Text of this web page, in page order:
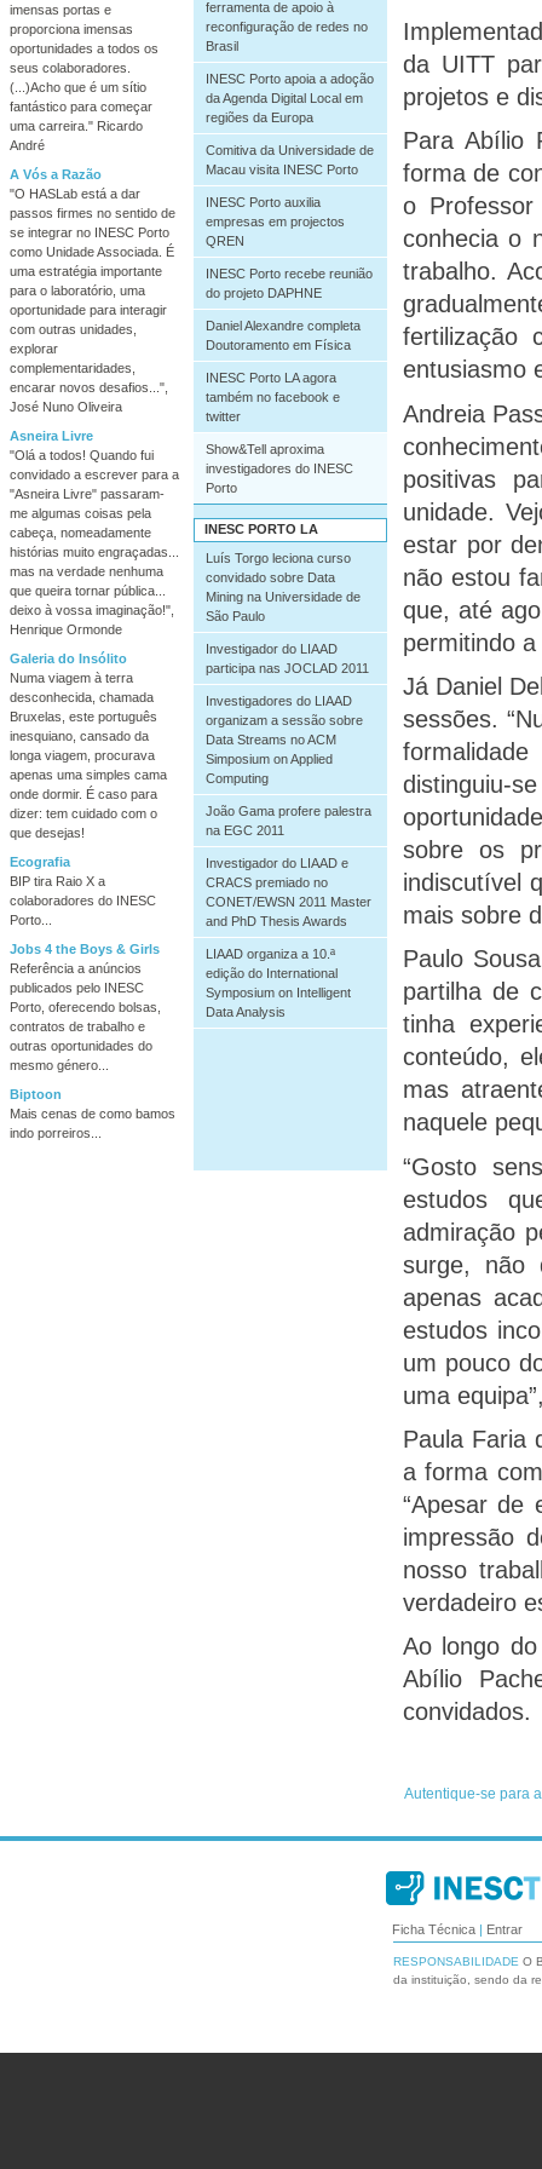
imensas portas e
proporciona imensas
oportunidades a todos os
seus colaboradores.
(...)Acho que é um sítio
fantástico para começar
uma carreira." Ricardo
André
A Vós a Razão
"O HASLab está a dar
passos firmes no sentido de
se integrar no INESC Porto
como Unidade Associada. É
uma estratégia importante
para o laboratório, uma
oportunidade para interagir
com outras unidades,
explorar
complementaridades,
encarar novos desafios...",
José Nuno Oliveira
Asneira Livre
"Olá a todos! Quando fui
convidado a escrever para a
"Asneira Livre" passaram-
me algumas coisas pela
cabeça, nomeadamente
histórias muito engraçadas...
mas na verdade nenhuma
que queira tornar pública...
deixo à vossa imaginação!",
Henrique Ormonde
Galeria do Insólito
Numa viagem à terra
desconhecida, chamada
Bruxelas, este português
inesquiano, cansado da
longa viagem, procurava
apenas uma simples cama
onde dormir. É caso para
dizer: tem cuidado com o
que desejas!
Ecografia
BIP tira Raio X a
colaboradores do INESC
Porto...
Jobs 4 the Boys & Girls
Referência a anúncios
publicados pelo INESC
Porto, oferecendo bolsas,
contratos de trabalho e
outras oportunidades do
mesmo género...
Biptoon
Mais cenas de como bamos
indo porreiros...
ferramenta de apoio à
reconfiguração de redes no
Brasil
INESC Porto apoia a adoção
da Agenda Digital Local em
regiões da Europa
Comitiva da Universidade de
Macau visita INESC Porto
INESC Porto auxilia
empresas em projectos
QREN
INESC Porto recebe reunião
do projeto DAPHNE
Daniel Alexandre completa
Doutoramento em Física
INESC Porto LA agora
também no facebook e
twitter
Show&Tell aproxima
investigadores do INESC
Porto
INESC PORTO LA
Luís Torgo leciona curso
convidado sobre Data
Mining na Universidade de
São Paulo
Investigador do LIAAD
participa nas JOCLAD 2011
Investigadores do LIAAD
organizam a sessão sobre
Data Streams no ACM
Simposium on Applied
Computing
João Gama profere palestra
na EGC 2011
Investigador do LIAAD e
CRACS premiado no
CONET/EWSN 2011 Master
and PhD Thesis Awards
LIAAD organiza a 10.ª
edição do International
Symposium on Intelligent
Data Analysis
da UITT
projetos e
Para Abílio
forma de
o
conhecia o
trabalho.
fertilização
entusiasmo
Andreia
positivas
unidade.
estar por
não estou
que, até
permitindo
Já Daniel
sessões.
distinguiu-
sobre os
indiscutível
mais sobre
Paulo
partilha de
tinha
conteúdo,
mas
naquele
“Gosto
estudos
admiração
surge, não
apenas
estudos
um pouco
uma
Paula Faria
a forma
“Apesar de
impressão
nosso
verdadeiro
Ao longo
Abílio
convidados.
Ficha Técnica Entrar
RESPONSABILIDADE O
da instituição, sendo da